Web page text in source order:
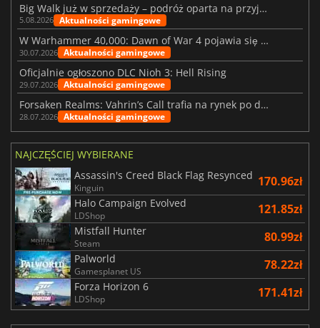
Big Walk już w sprzedaży – podróż oparta na przyjaźni
5.08.2026 Aktualności gamingowe
W Warhammer 40,000: Dawn of War 4 pojawia się frakcja Nekronów
30.07.2026 Aktualności gamingowe
Oficjalnie ogłoszono DLC Nioh 3: Hell Rising
29.07.2026 Aktualności gamingowe
Forsaken Realms: Vahrin’s Call trafia na rynek po dziesięciu latach prac
28.07.2026 Aktualności gamingowe
NAJCZĘŚCIEJ WYBIERANE
Assassin's Creed Black Flag Resynced
Kinguin 170.96zł
Halo Campaign Evolved
LDShop 121.85zł
Mistfall Hunter
Steam 80.99zł
Palworld
Gamesplanet US 78.22zł
Forza Horizon 6
LDShop 171.41zł